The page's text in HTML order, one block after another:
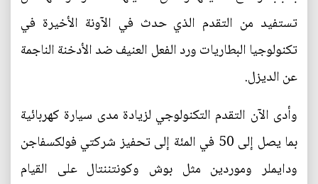
تستفيد من التقدم الذي حدث في الآونة الأخيرة في
تكنولوجيا البطاريات ورد الفعل العنيف ضد الأدخنة الناجمة
عن الديزل.
وأدى الآن التقدم التكنولوجي لزيادة مدى سيارة كهربائية
بما يصل إلى 50 في المئة إلى تحفيز شركتي فولكسفاجن
ودايملر وموردين مثل بوش وكونتننتال على القيام